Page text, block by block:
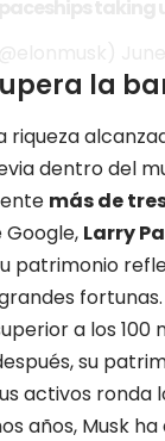
la
riqueza
dentro del
más de
Larry
patrimonio
a los
su
activos ronda
años, Musk